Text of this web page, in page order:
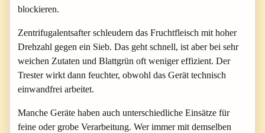
blockieren.
Zentrifugalentsafter schleudern das Fruchtfleisch mit hoher
Drehzahl gegen ein Sieb. Das geht schnell, ist aber bei sehr
weichen Zutaten und Blattgrün oft weniger effizient. Der
Trester wirkt dann feuchter, obwohl das Gerät technisch
einwandfrei arbeitet.
Manche Geräte haben auch unterschiedliche Einsätze für
feine oder grobe Verarbeitung. Wer immer mit demselben